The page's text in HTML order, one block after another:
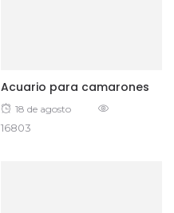
Acuario para camarones
Posted
on
18 de agosto
16803